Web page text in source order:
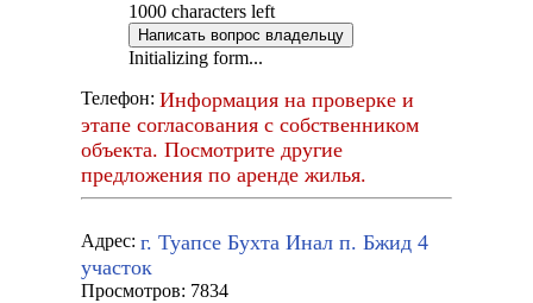
1000 characters left
Написать вопрос владельцу
Initializing form...
Телефон: Информация на проверке и
этапе согласования с собственником
объекта. Посмотрите другие
предложения по аренде жилья.
Адрес: г. Туапсе Бухта Инал п. Бжид 4
участок
Просмотров: 7834